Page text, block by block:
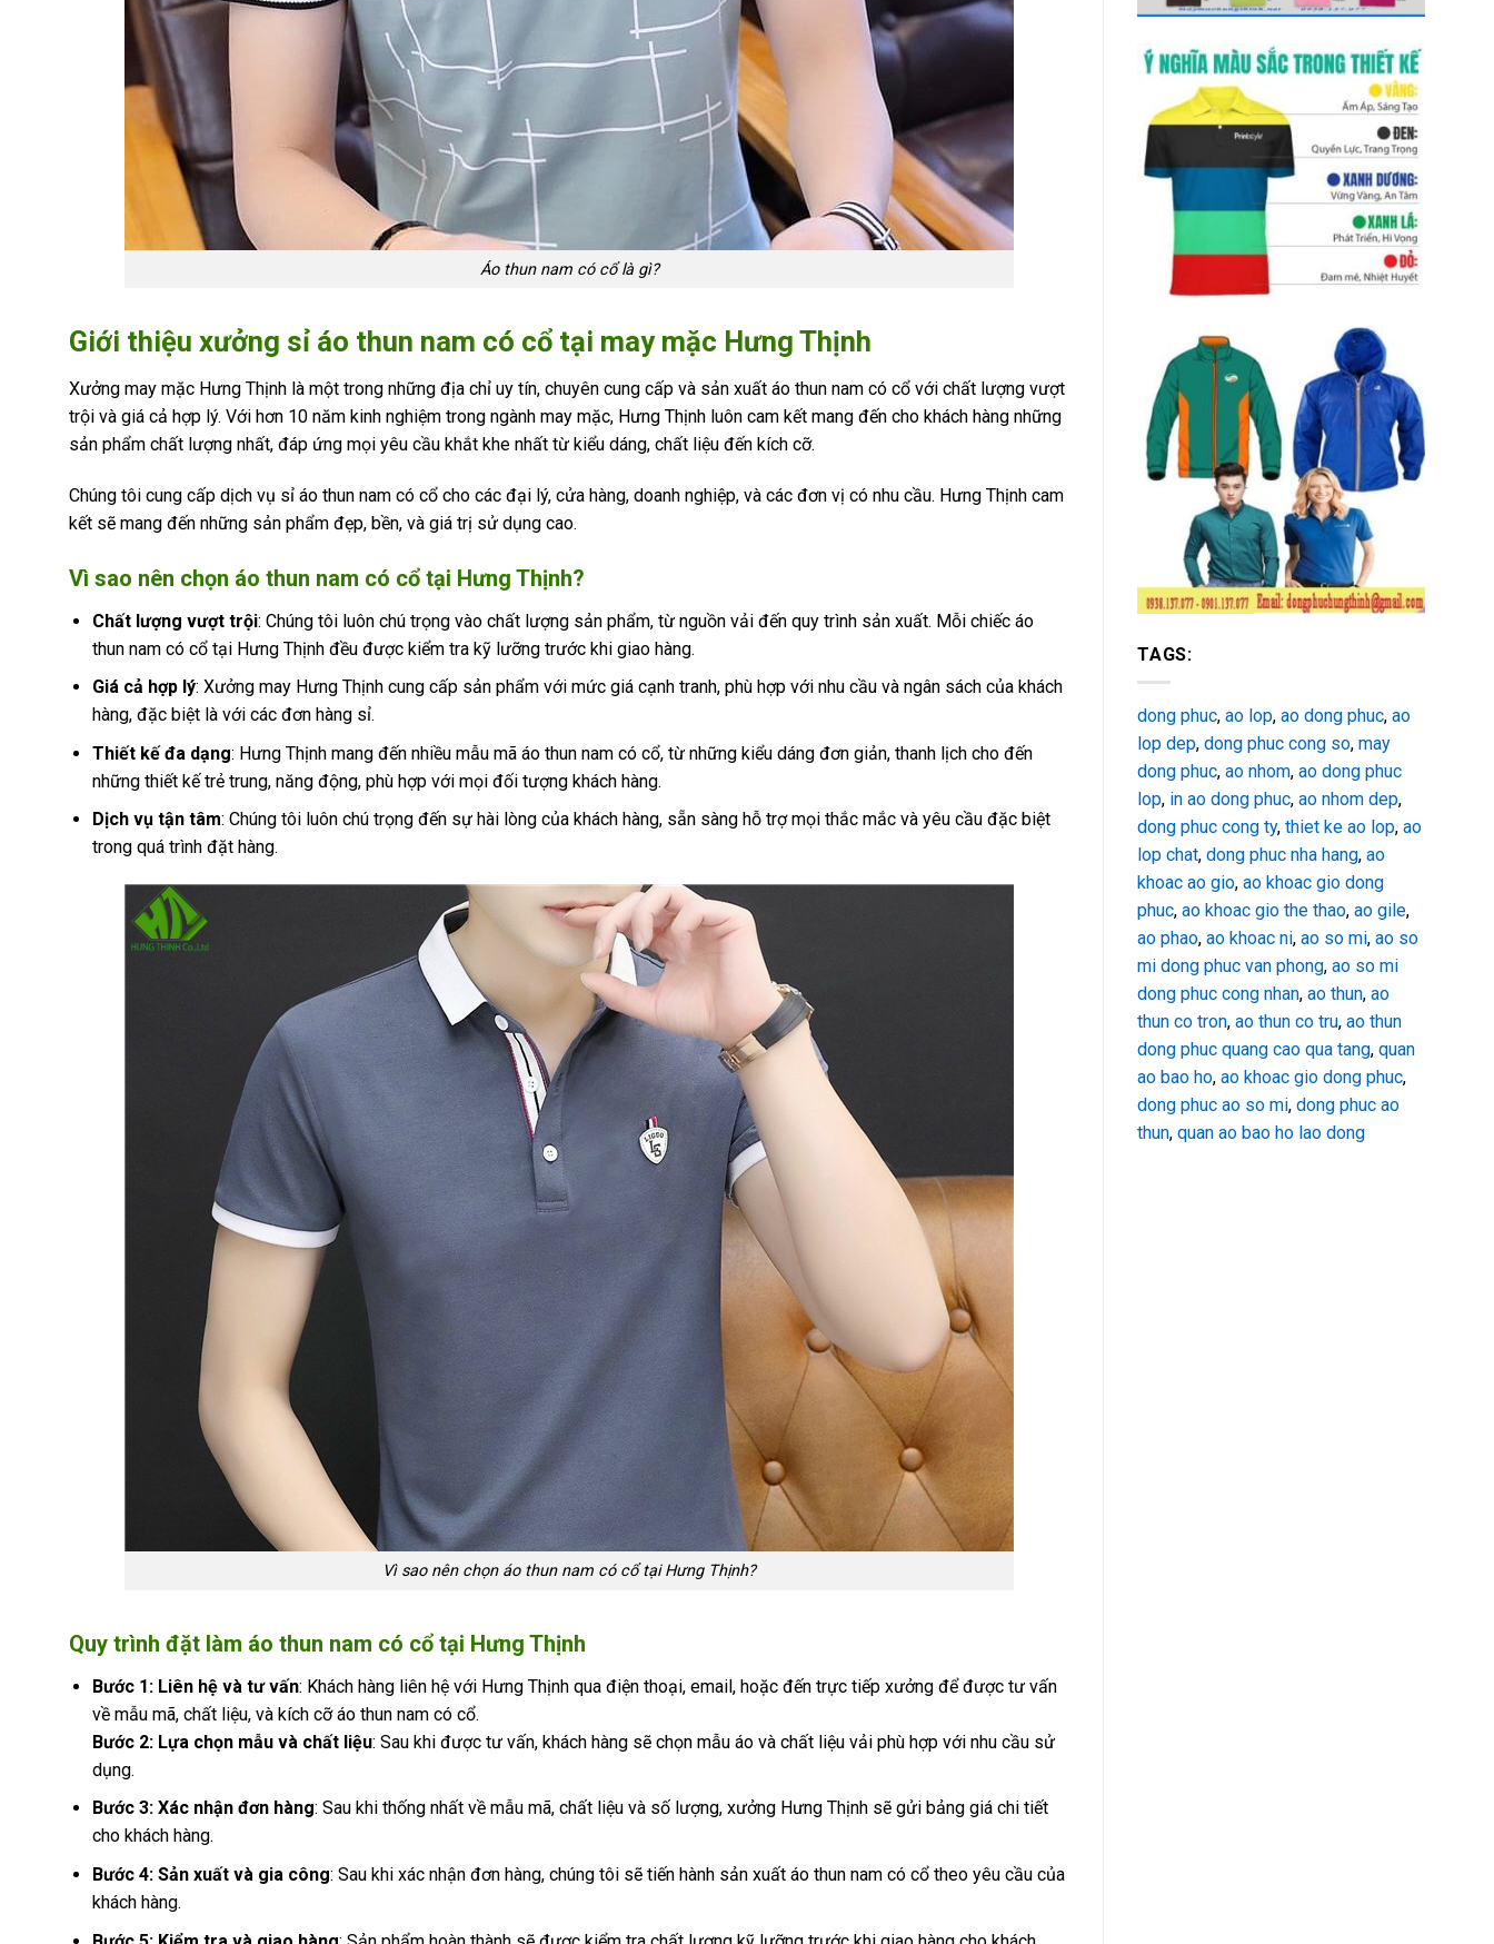
Áo thun nam có cổ là gì?
Giới thiệu xưởng sỉ áo thun nam có cổ tại may mặc Hưng Thịnh
Xưởng may mặc Hưng Thịnh là một trong những địa chỉ uy tín, chuyên cung cấp và sản xuất áo thun nam có cổ với chất lượng vượt
trội và giá cả hợp lý. Với hơn 10 năm kinh nghiệm trong ngành may mặc, Hưng Thịnh luôn cam kết mang đến cho khách hàng những
sản phẩm chất lượng nhất, đáp ứng mọi yêu cầu khắt khe nhất từ kiểu dáng, chất liệu đến kích cỡ.
Chúng tôi cung cấp dịch vụ sỉ áo thun nam có cổ cho các đại lý, cửa hàng, doanh nghiệp, và các đơn vị có nhu cầu. Hưng Thịnh cam
kết sẽ mang đến những sản phẩm đẹp, bền, và giá trị sử dụng cao.
Vì sao nên chọn áo thun nam có cổ tại Hưng Thịnh?
Chất lượng vượt trội: Chúng tôi luôn chú trọng vào chất lượng sản phẩm, từ nguồn vải đến quy trình sản xuất. Mỗi chiếc áo
thun nam có cổ tại Hưng Thịnh đều được kiểm tra kỹ lưỡng trước khi giao hàng.
Giá cả hợp lý: Xưởng may Hưng Thịnh cung cấp sản phẩm với mức giá cạnh tranh, phù hợp với nhu cầu và ngân sách của khách
hàng, đặc biệt là với các đơn hàng sỉ.
Thiết kế đa dạng: Hưng Thịnh mang đến nhiều mẫu mã áo thun nam có cổ, từ những kiểu dáng đơn giản, thanh lịch cho đến
những thiết kế trẻ trung, năng động, phù hợp với mọi đối tượng khách hàng.
Dịch vụ tận tâm: Chúng tôi luôn chú trọng đến sự hài lòng của khách hàng, sẵn sàng hỗ trợ mọi thắc mắc và yêu cầu đặc biệt
trong quá trình đặt hàng.
Vì sao nên chọn áo thun nam có cổ tại Hưng Thịnh?
Quy trình đặt làm áo thun nam có cổ tại Hưng Thịnh
Bước 1: Liên hệ và tư vấn: Khách hàng liên hệ với Hưng Thịnh qua điện thoại, email, hoặc đến trực tiếp xưởng để được tư vấn
về mẫu mã, chất liệu, và kích cỡ áo thun nam có cổ.
Bước 2: Lựa chọn mẫu và chất liệu: Sau khi được tư vấn, khách hàng sẽ chọn mẫu áo và chất liệu vải phù hợp với nhu cầu sử
dụng.
Bước 3: Xác nhận đơn hàng: Sau khi thống nhất về mẫu mã, chất liệu và số lượng, xưởng Hưng Thịnh sẽ gửi bảng giá chi tiết
cho khách hàng.
Bước 4: Sản xuất và gia công: Sau khi xác nhận đơn hàng, chúng tôi sẽ tiến hành sản xuất áo thun nam có cổ theo yêu cầu của
khách hàng.
TAGS:
dong phuc, ao lop, ao dong phuc, ao
lop dep, dong phuc cong so, may
dong phuc, ao nhom, ao dong phuc
lop, in ao dong phuc, ao nhom dep,
dong phuc cong ty, thiet ke ao lop, ao
lop chat, dong phuc nha hang, ao
khoac ao gio, ao khoac gio dong
phuc, ao khoac gio the thao, ao gile,
ao phao, ao khoac ni, ao so mi, ao so
mi dong phuc van phong, ao so mi
dong phuc cong nhan, ao thun, ao
thun co tron, ao thun co tru, ao thun
dong phuc quang cao qua tang, quan
ao bao ho, ao khoac gio dong phuc,
dong phuc ao so mi, dong phuc ao
thun, quan ao bao ho lao dong